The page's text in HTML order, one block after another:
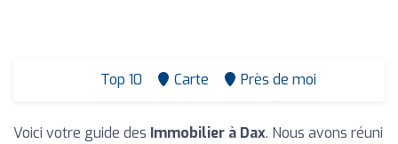
Top 10 Carte Près de moi
Voici votre guide des Immobilier à Dax. Nous avons réuni